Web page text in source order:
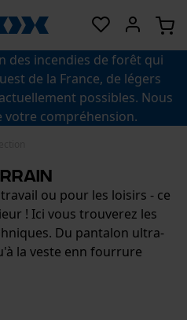
des incendies de forêt qui
de la France, de légers
possibles. Nous
votre compréhension.
ou pour les loisirs - ce
! Ici vous trouverez les
Du pantalon ultra-
la veste enn fourrure